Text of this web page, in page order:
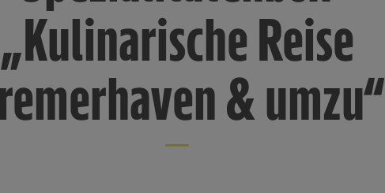
„Kulinarische Reise
& umzu“